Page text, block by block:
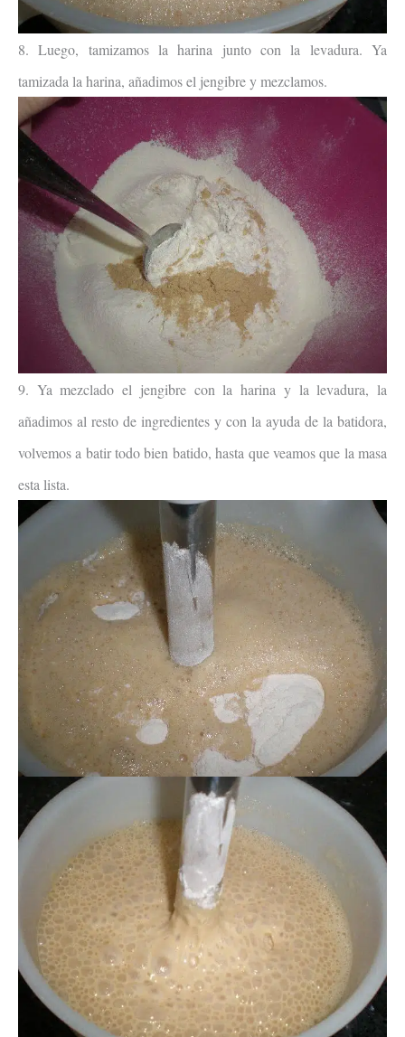
8. Luego, tamizamos la harina junto con la levadura. Ya
tamizada la harina, añadimos el jengibre y mezclamos.
9. Ya mezclado el jengibre con la harina y la levadura, la
añadimos al resto de ingredientes y con la ayuda de la batidora,
volvemos a batir todo bien batido, hasta que veamos que la masa
esta lista.